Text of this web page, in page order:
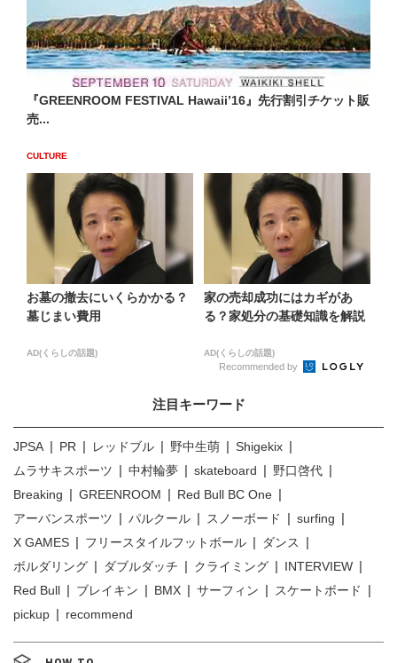
『GREENROOM FESTIVAL Hawaii’16』先行割引チケット販
売...
CULTURE
お墓の撤去にいくらかかる？
墓じまい費用
AD(くらしの話題)
家の売却成功にはカギがあ
る？家処分の基礎知識を解説
AD(くらしの話題)
Recommended by
注目キーワード
JPSA PR レッドブル 野中生萌
Shigekix
ムラサキスポーツ
中村輪夢 skateboard
野口啓代
Breaking
GREENROOM
Red Bull BC One
アーバンスポーツ
パルクール スノーボード
surfing
X GAMES
フリースタイルフットボール
ダンス
ボルダリング
ダブルダッチ クライミング
INTERVIEW
Red Bull
ブレイキン BMX サーフィン
スケートボード
pickup
recommend